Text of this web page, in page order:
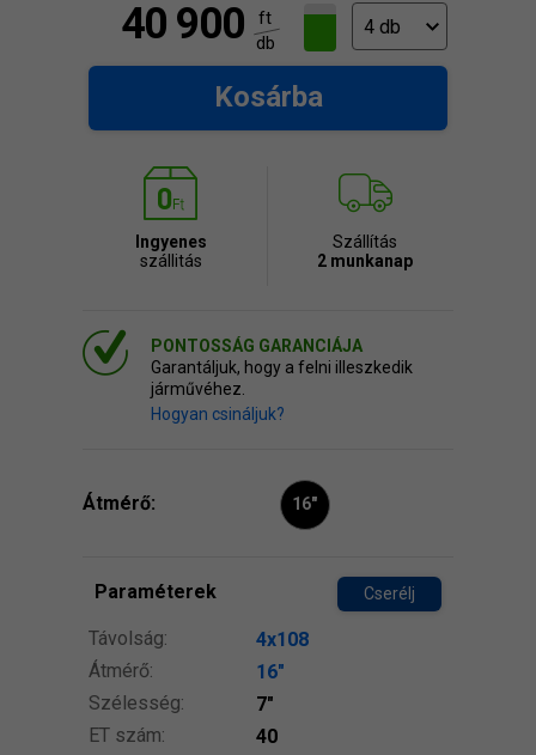
40 900
ft
db
Kosárba
Ingyenes
szállitás
Szállítás
2 munkanap
PONTOSSÁG GARANCIÁJA
Garantáljuk, hogy a felni illeszkedik
járművéhez.
Hogyan csináljuk?
Átmérő: 16"
Paraméterek Cserélj
Távolság:
4x108
Átmérő:
16″
Szélesség:
7″
ET szám:
40